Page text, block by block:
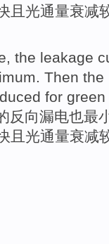
且 光通量衰减
, the leakage
Then the
for green
反向漏电也最
且 光通量衰减